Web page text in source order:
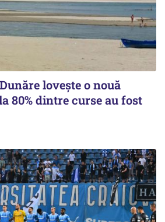
lovește o nouă
80% dintre curse au fost